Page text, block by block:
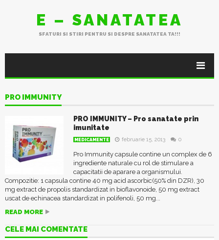
E – SANATATEA
SFATURI SI STIRI PENTRU SI DESPRE SANATATEA TA!!!
PRO IMMUNITY
PRO IMMUNITY – Pro sanatate prin
imunitate
MEDICAMENTE februarie 15, 2013 0
Pro Immunity capsule contine un complex de 6
ingrediente naturale cu rol de stimulare a
capacitatii de aparare a organismului.
Compozitie: 1 capsula contine 40 mg acid ascorbic(50% din DZR), 30
mg extract de propolis standardizat in bioflavonoide, 50 mg extract
uscat de echinacea standardizat in polifenoli, 50 mg...
READ MORE
CELE MAI COMENTATE